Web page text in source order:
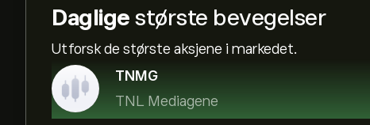
Daglige største bevegelser
Utforsk de største aksjene i markedet.
TNMG
TNL Mediagene